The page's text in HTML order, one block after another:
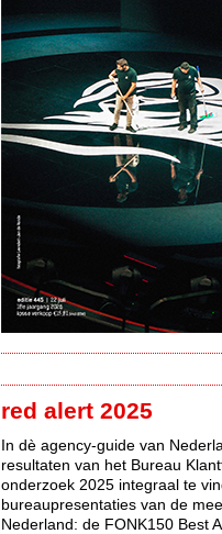
red alert 2025
In dè agency-guide van
resultaten van het Bureau
onderzoek 2025 integraal te
bureaupresentaties van de
Nederland: de FONK150 Best